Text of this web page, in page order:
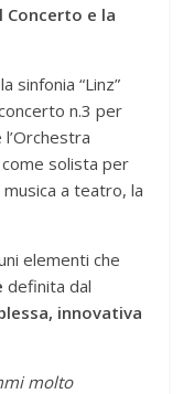
Concerto e la
sinfonia “Linz”
n.3 per
solista per
a teatro, la
elementi che
definita dal
innovativa
molto